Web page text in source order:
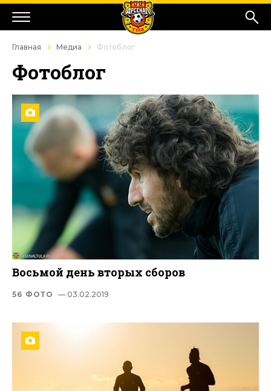
Главная Медиа Фотоблог
Фотоблог
Восьмой день вторых сборов
56 ФОТО — 03.02.2019